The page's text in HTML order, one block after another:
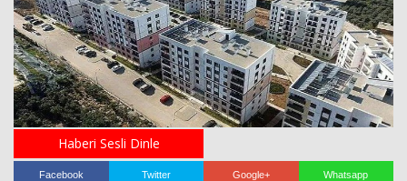
Haberi Sesli Dinle
Facebook Twitter Google+ Whatsapp
KÜNYE
İLETİŞİM